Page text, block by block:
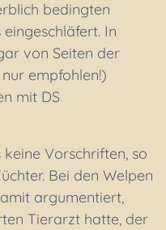
bedingten
In
von Seiten der
empfohlen!)
mit DS
Vorschriften, so
Bei den Welpen
argumentiert,
Tierarzt hatte, der